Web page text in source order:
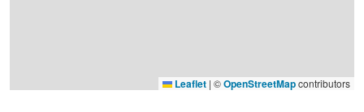
Leaflet | ©OpenStreetMapcontributors